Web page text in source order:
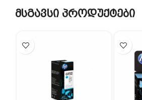
მსგავსი პროდუქტები